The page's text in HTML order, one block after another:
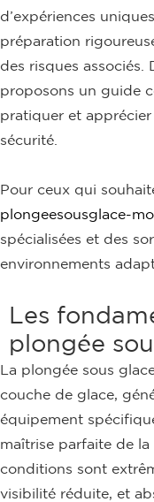
d’expériences
préparation
des risques associés.
proposons un guide
pratiquer et
sécurité.
Pour ceux qui
plongeesousglace-
spécialisées et des
environnements
Les
plongée
La plongée sous
couche de glace,
équipement
maîtrise parfaite de
conditions sont
visibilité réduite, et